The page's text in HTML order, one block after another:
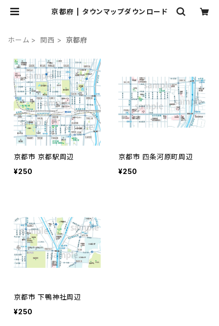
京都府 | タウンマップダウンロード
ホーム 関西 京都府
京都市 京都駅周辺
¥250
京都市 四条河原町周辺
¥250
京都市 下鴨神社周辺
¥250